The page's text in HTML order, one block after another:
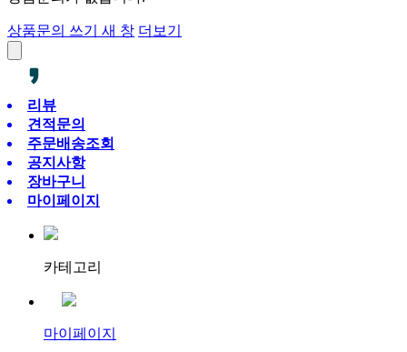
상품문의 쓰기 새 창 더보기
리뷰
견적문의
주문배송조회
공지사항
장바구니
마이페이지
카테고리
마이페이지